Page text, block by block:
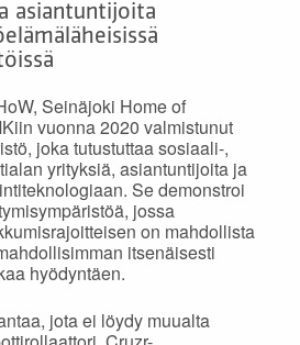
asiantuntijoita
Seinäjoki Home of
vuonna 2020 valmistunut
joka tutustuttaa sosiaali-,
yrityksiä, asiantuntijoita ja
Se demonstroi
jossa
on mahdollista
itsenäisesti
hyödyntäen.
jota ei löydy muualta